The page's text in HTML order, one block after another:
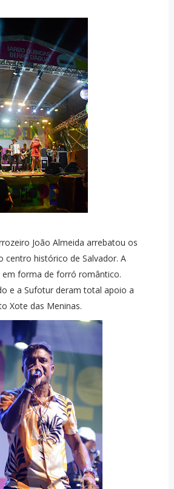
João Almeida arrebatou os
centro histórico de Salvador. A
forma de forró romântico.
e a Sufotur deram total apoio a
Xote das Meninas.